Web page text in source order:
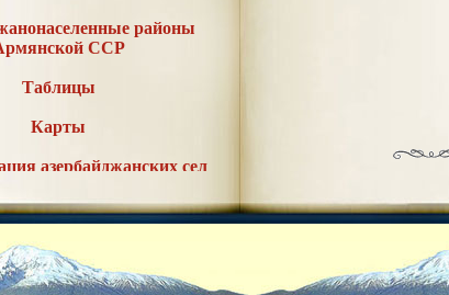
районы
ССР
Таблицы
Карты
азербайджанских сел
литературы